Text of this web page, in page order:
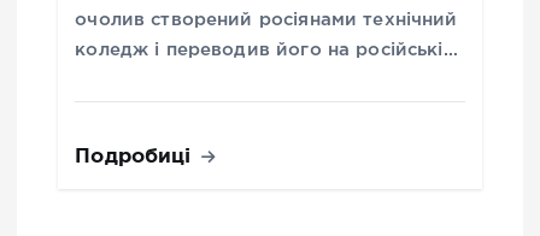
очолив створений росіянами технічний
коледж і переводив його на російські…
Подробиці